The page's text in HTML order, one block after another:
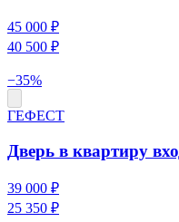
45 000 ₽
40 500 ₽
−35%
ГЕФЕСТ
Дверь в квартиру
39 000 ₽
25 350 ₽